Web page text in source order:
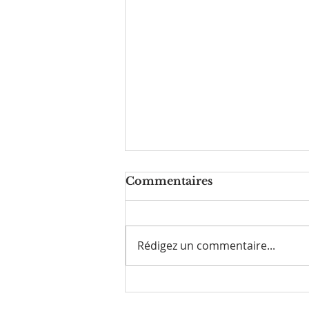
Le 5 août 2026
Commentaires
Rédigez un commentaire...